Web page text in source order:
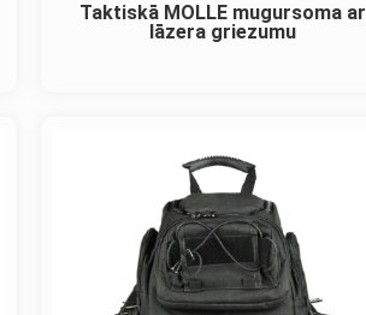
Taktiskā MOLLE mugursoma ar
lāzera griezumu